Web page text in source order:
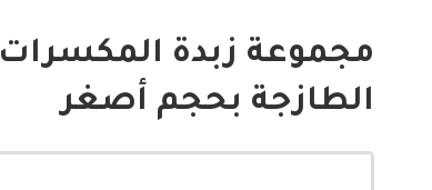
قائمة أسعار عامة
مجموعة زبدة المكسرات
الطازجة بحجم أصغر